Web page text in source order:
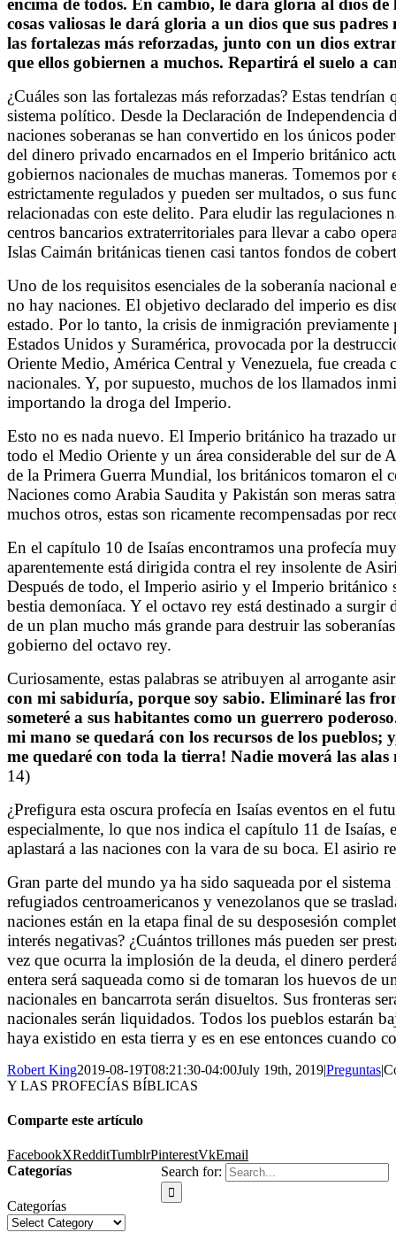
encima de todos. En cambio, le dará gloria al dios
cosas valiosas le dará gloria a un dios que sus
las fortalezas más reforzadas, junto con un dios
que ellos gobiernen a muchos. Repartirá el suelo a
¿Cuáles son las fortalezas más reforzadas? Estas
sistema político. Desde la Declaración de Independencia
naciones soberanas se han convertido en los únicos
del dinero privado encarnados en el Imperio británico
gobiernos nacionales de muchas maneras. Tomemos
estrictamente regulados y pueden ser multados, o sus
relacionadas con este delito. Para eludir las regulaciones
centros bancarios extraterritoriales para llevar a cabo
Islas Caimán británicas tienen casi tantos fondos de
Uno de los requisitos esenciales de la soberanía
no hay naciones. El objetivo declarado del imperio es
estado. Por lo tanto, la crisis de inmigración
Estados Unidos y Suramérica, provocada por la
Oriente Medio, América Central y Venezuela, fue
nacionales. Y, por supuesto, muchos de los llamados
importando la droga del Imperio.
Esto no es nada nuevo. El Imperio británico ha trazado
todo el Medio Oriente y un área considerable del sur de
de la Primera Guerra Mundial, los británicos tomaron el
Naciones como Arabia Saudita y Pakistán son meras
muchos otros, estas son ricamente recompensadas ​​por
En el capítulo 10 de Isaías encontramos una profecía
aparentemente está dirigida contra el rey insolente de
Después de todo, el Imperio asirio y el Imperio británico
bestia demoníaca. Y el octavo rey está destinado a surgir
de un plan mucho más grande para destruir las
gobierno del octavo rey.
Curiosamente, estas palabras se atribuyen al arrogante
con mi sabiduría, porque soy sabio. Eliminaré las
someteré a sus habitantes como un guerrero
mi mano se quedará con los recursos de los pueblos;
me quedaré con toda la tierra! Nadie moverá las
14)
¿Prefigura esta oscura profecía en Isaías eventos en el
especialmente, lo que nos indica el capítulo 11 de
aplastará a las naciones con la vara de su boca. El asirio
Gran parte del mundo ya ha sido saqueada por el
refugiados centroamericanos y venezolanos que se
naciones están en la etapa final de su desposesión
interés negativas? ¿Cuántos trillones más pueden ser
vez que ocurra la implosión de la deuda, el dinero
entera será saqueada como si de tomaran los huevos
nacionales en bancarrota serán disueltos. Sus fronteras
nacionales serán liquidados. Todos los pueblos estarán
haya existido en esta tierra y es en ese entonces cuando
Robert King2019-08-19T08:21:30-04:00July 19th, 2019|Preguntas|
Y LAS PROFECÍAS BÍBLICAS
Comparte este artículo
FacebookXRedditTumblrPinterestVkEmail
Search for:
Categorías
Categorías